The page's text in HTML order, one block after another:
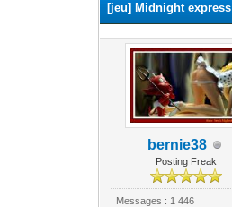
[jeu] Midnight express
bernie38
Posting Freak
Messages : 1 446